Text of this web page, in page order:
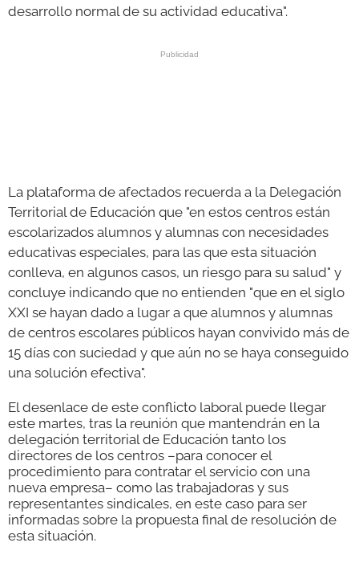
desarrollo normal de su actividad educativa".
La plataforma de afectados recuerda a la Delegación
Territorial de Educación que "en estos centros están
escolarizados alumnos y alumnas con necesidades
educativas especiales, para las que esta situación
conlleva, en algunos casos, un riesgo para su salud" y
concluye indicando que no entienden "que en el siglo
XXI se hayan dado a lugar a que alumnos y alumnas
de centros escolares públicos hayan convivido más de
15 días con suciedad y que aún no se haya conseguido
una solución efectiva".
El desenlace de este conflicto laboral puede llegar
este martes, tras la reunión que mantendrán en la
delegación territorial de Educación tanto los
directores de los centros –para conocer el
procedimiento para contratar el servicio con una
nueva empresa– como las trabajadoras y sus
representantes sindicales, en este caso para ser
informadas sobre la propuesta final de resolución de
esta situación.